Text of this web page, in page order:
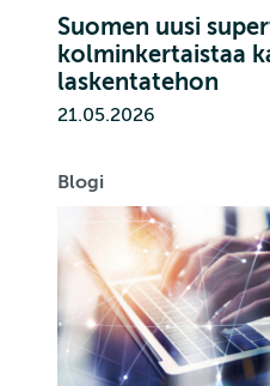
Suomen uusi
kolminkertaistaa
laskentatehon
21.05.2026
Blogi